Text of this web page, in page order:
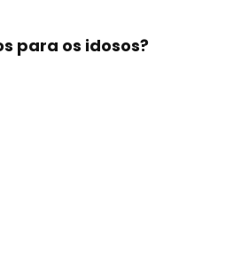
para os idosos?